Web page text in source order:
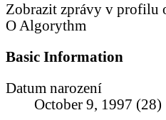
Zobrazit zprávy v profilu
O Algorythm
Basic Information
Datum narození
October 9, 1997 (28)